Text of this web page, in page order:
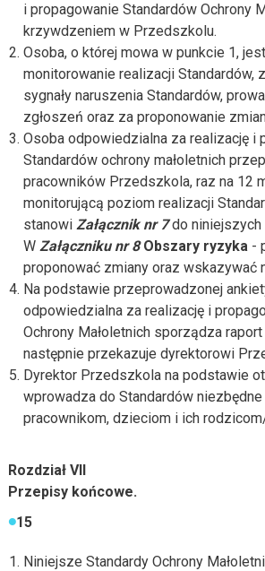
i propagowanie Standardów Ochrony
krzywdzeniem w Przedszkolu.
Osoba, o której mowa w punkcie 1,
monitorowanie realizacji Standardów,
sygnały naruszenia Standardów,
zgłoszeń oraz za proponowanie
Osoba odpowiedzialna za realizację i
Standardów ochrony małoletnich
pracowników Przedszkola, raz na 12
monitorującą poziom realizacji
stanowi Załącznik nr 7do niniejszych
W Załączniku nr 8 Obszary ryzyka-
proponować zmiany oraz wskazywać
Na podstawie przeprowadzonej
odpowiedzialna za realizację i
Ochrony Małoletnich sporządza
następnie przekazuje dyrektorowi
Dyrektor Przedszkola na podstawie
wprowadza do Standardów niezbędne
pracownikom, dzieciom i ich
Rozdział VII
Przepisy końcowe.
15
Niniejsze Standardy Ochrony